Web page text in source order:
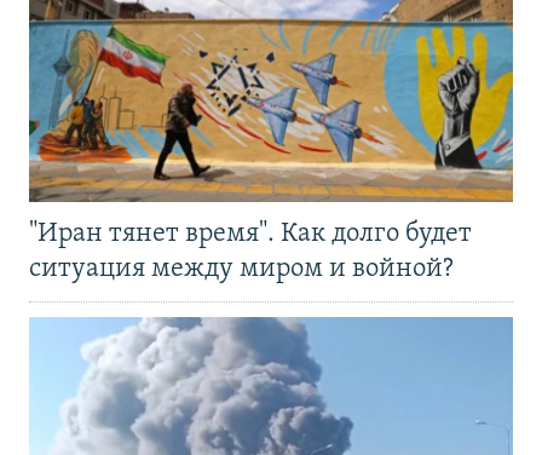
"Иран тянет время". Как долго будет
ситуация между миром и войной?